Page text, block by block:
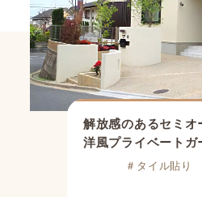
解放感のあるセミオ
洋風プライベートガ
＃タイル貼り